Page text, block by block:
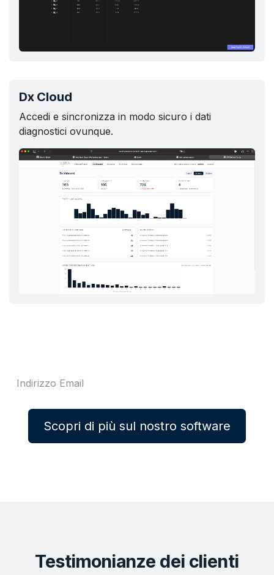
Dx Cloud
Accedi e sincronizza in modo sicuro i dati
diagnostici ovunque.
Scopri di più sul nostro software
Testimonianze dei clienti